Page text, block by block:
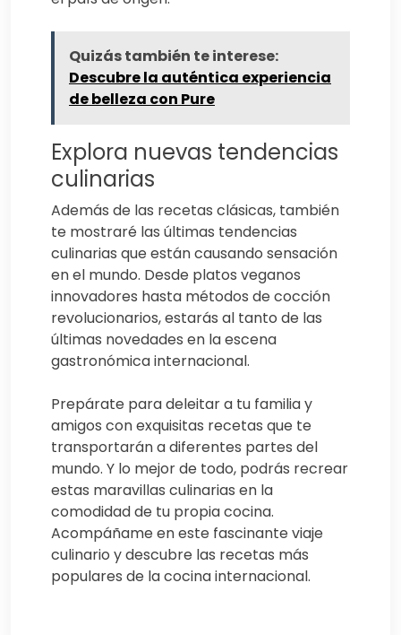
Quizás también te interese:
Descubre la auténtica experiencia
de belleza con Pure
Explora nuevas tendencias
culinarias
Además de las recetas clásicas, también
te mostraré las últimas tendencias
culinarias que están causando sensación
en el mundo. Desde platos veganos
innovadores hasta métodos de cocción
revolucionarios, estarás al tanto de las
últimas novedades en la escena
gastronómica internacional.
Prepárate para deleitar a tu familia y
amigos con exquisitas recetas que te
transportarán a diferentes partes del
mundo. Y lo mejor de todo, podrás recrear
estas maravillas culinarias en la
comodidad de tu propia cocina.
Acompáñame en este fascinante viaje
culinario y descubre las recetas más
populares de la cocina internacional.